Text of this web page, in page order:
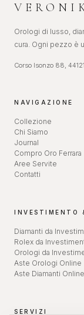
Orologi di lusso,
cura. Ogni pezzo è
Corso Isonzo 88,
NAVIGAZIONE
Collezione
Chi Siamo
Journal
Compro Oro Ferrara
Aree Servite
Contatti
INVESTIMENTO
Diamanti da
Rolex da
Orologi da
Aste Orologi Online
Aste Diamanti Online
SERVIZI